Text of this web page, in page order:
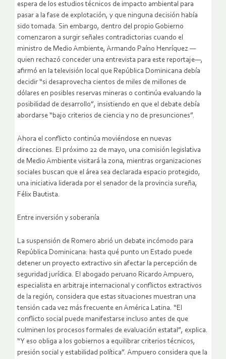
espera de los estudios técnicos de impacto ambiental para
pasar a la fase de explotación, y que ninguna decisión había
sido tomada. Sin embargo, dentro del propio Gobierno
comenzaron a surgir señales contradictorias cuando el
ministro de Medio Ambiente, Armando Paíno Henríquez —
quien rechazó conceder una entrevista para este reportaje—,
afirmó en la televisión local que República Dominicana debía
decidir “si desaprovecha cientos de miles de millones de
dólares en posibles reservas mineras o continúa evaluando la
posibilidad de desarrollo”, insistiendo en que el debate debía
abordarse “bajo criterios de ciencia y no de presunciones”.
Ahora el conflicto continúa moviéndose en nuevas
direcciones. El próximo 22 de mayo, una comisión legislativa
de Medio Ambiente visitará la zona, mientras organizaciones
sociales buscan que el área sea declarada espacio protegido,
una iniciativa liderada por el senador de la provincia sureña,
Félix Bautista.
Entre inversión y soberanía
La suspensión de Romero abrió un debate incómodo para
República Dominicana: hasta qué punto un Estado puede
detener un proyecto extractivo sin afectar la percepción de
seguridad jurídica. El abogado peruano Ricardo Ampuero,
especialista en arbitraje internacional y conflictos extractivos
de la región, considera que estas situaciones muestran una
tensión cada vez más frecuente en América Latina. “El
conflicto social puede manifestarse incluso antes de que
culminen los procesos formales de evaluación estatal”, explica.
“Y eso obliga a los gobiernos a equilibrar criterios técnicos,
presión social y estabilidad política”. Ampuero considera que la